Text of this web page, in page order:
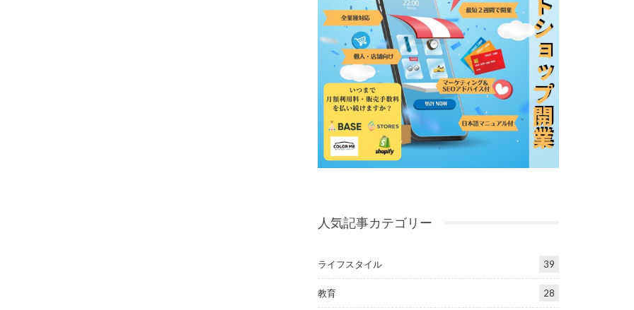
人気記事カテゴリー
ライフスタイル 39
教育 28